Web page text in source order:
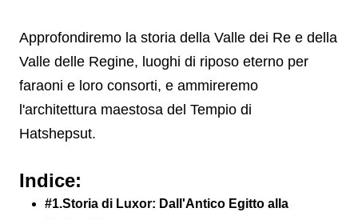
Approfondiremo la storia della Valle dei Re e della
Valle delle Regine, luoghi di riposo eterno per
faraoni e loro consorti, e ammireremo
l'architettura maestosa del Tempio di
Hatshepsut.
Indice:
#1.Storia di Luxor: Dall'Antico Egitto alla